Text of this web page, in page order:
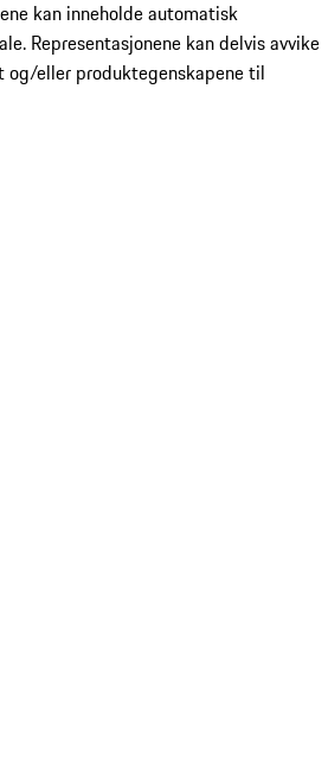
kan inneholde automatisk
Representasjonene kan delvis avvike
eller produktegenskapene til